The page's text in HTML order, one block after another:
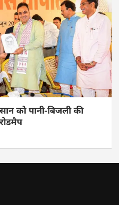
को पानी-बिजली की